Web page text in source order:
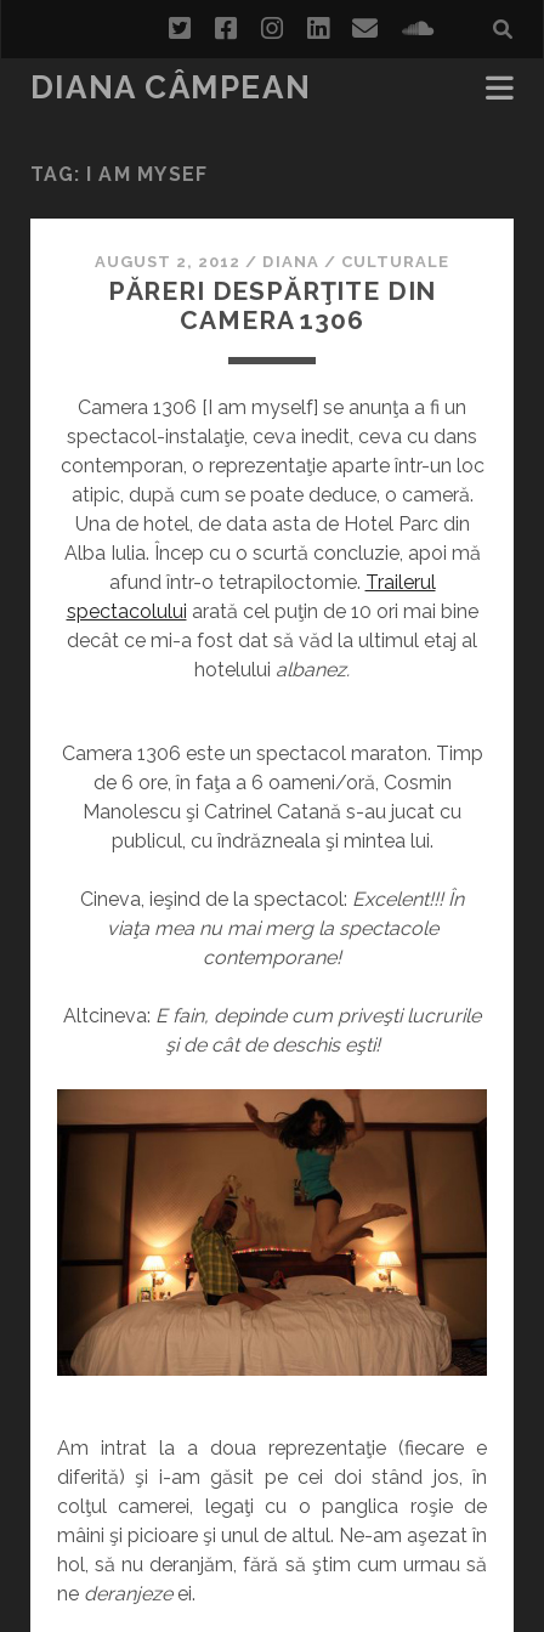
twitterfacebookinstagram
linkedin
email
DIANA CÂMPEAN
TAG: I AM MYSEF
AUGUST 2, 2012 / DIANA / CULTURALE
PĂRERI DESPĂRŢITE DIN
CAMERA 1306
Camera 1306 [I am myself] se anunţa a fi un
spectacol-instalaţie, ceva inedit, ceva cu dans
contemporan, o reprezentaţie aparte într-un loc
atipic, după cum se poate deduce, o cameră.
Una de hotel, de data asta de Hotel Parc din
Alba Iulia. Încep cu o scurtă concluzie, apoi mă
afund într-o tetrapiloctomie. Trailerul
spectacolului arată cel puţin de 10 ori mai bine
decât ce mi-a fost dat să văd la ultimul etaj al
hotelului albanez.
Camera 1306 este un spectacol maraton. Timp
de 6 ore, în faţa a 6 oameni/oră, Cosmin
Manolescu şi Catrinel Catană s-au jucat cu
publicul, cu îndrăzneala şi mintea lui.
Cineva, ieşind de la spectacol: Excelent!!! În
viaţa mea nu mai merg la spectacole
contemporane!
Altcineva: E fain, depinde cum priveşti lucrurile
şi de cât de deschis eşti!
Am intrat la a doua reprezentaţie (fiecare e
diferită) şi i-am găsit pe cei doi stând jos, în
colţul camerei, legaţi cu o panglica roşie de
mâini şi picioare şi unul de altul. Ne-am aşezat în
hol, să nu deranjăm, fără să ştim cum urmau să
ne deranjeze ei.